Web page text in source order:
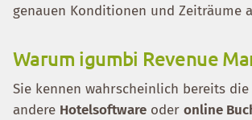
genauen Konditionen und Zeiträume
Warum igumbi Revenue
Sie kennen wahrscheinlich bereits
andere Hotelsoftware oder online